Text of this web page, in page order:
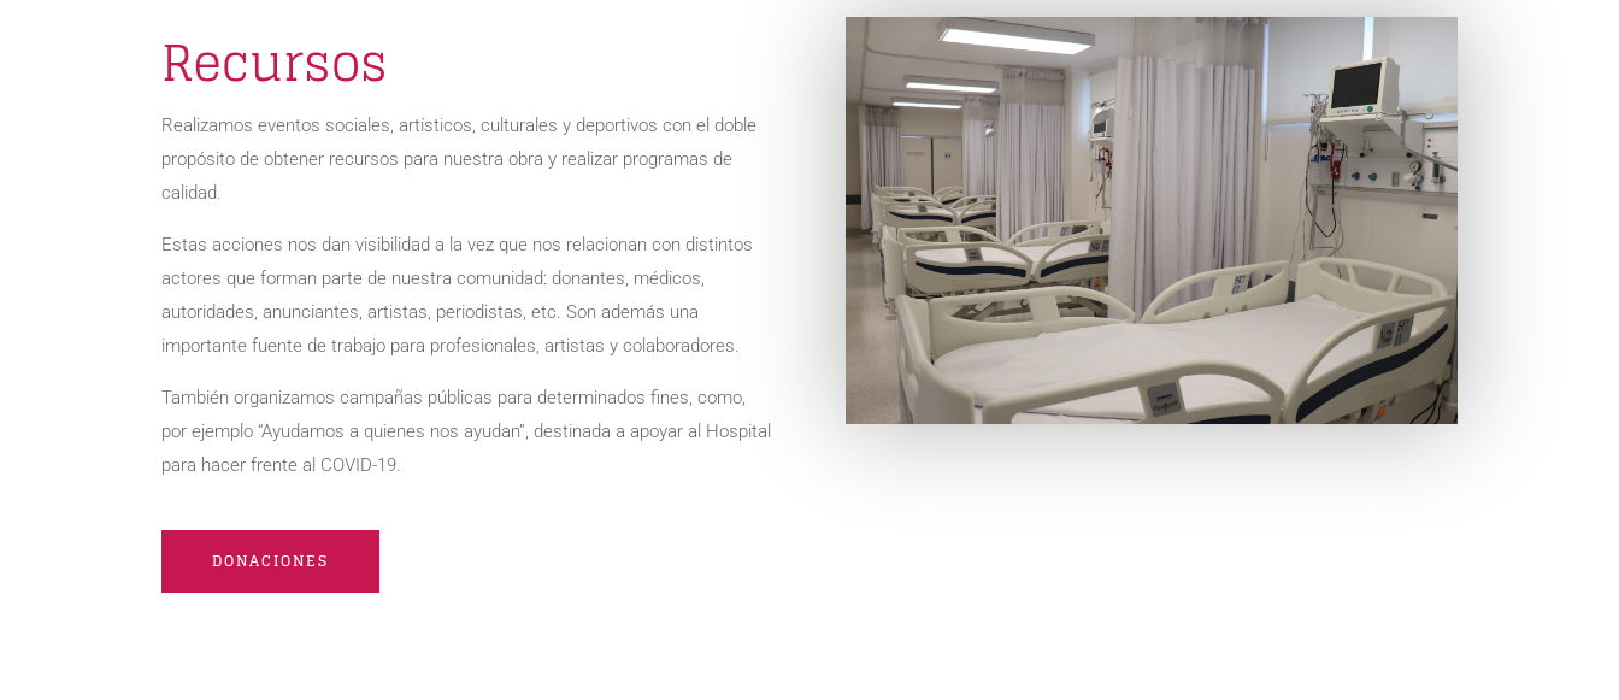
Recursos
Realizamos eventos sociales, artísticos, culturales y deportivos con el doble
propósito de obtener recursos para nuestra obra y realizar programas de
calidad.
Estas acciones nos dan visibilidad a la vez que nos relacionan con distintos
actores que forman parte de nuestra comunidad: donantes, médicos,
autoridades, anunciantes, artistas, periodistas, etc. Son además una
importante fuente de trabajo para profesionales, artistas y colaboradores.
También organizamos campañas públicas para determinados fines, como,
por ejemplo “Ayudamos a quienes nos ayudan”, destinada a apoyar al Hospital
para hacer frente al COVID-19.
DONACIONES